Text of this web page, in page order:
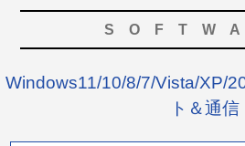
Windows11/10/8/7/Vista/XP/
ト＆通信